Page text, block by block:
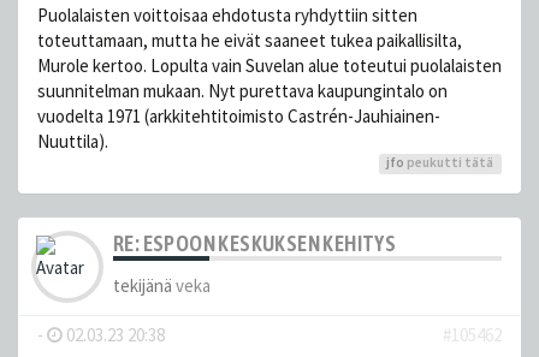
Puolalaisten voittoisaa ehdotusta ryhdyttiin sitten
toteuttamaan, mutta he eivät saaneet tukea paikallisilta,
Murole kertoo. Lopulta vain Suvelan alue toteutui puolalaisten
suunnitelman mukaan. Nyt purettava kaupungintalo on
vuodelta 1971 (arkkitehtitoimisto Castrén-Jauhiainen-
Nuuttila).
jfo peukutti tätä
RE: ESPOON KESKUKSEN KEHITYS
tekijänä veka
- 02.03.23 20:38
#105462